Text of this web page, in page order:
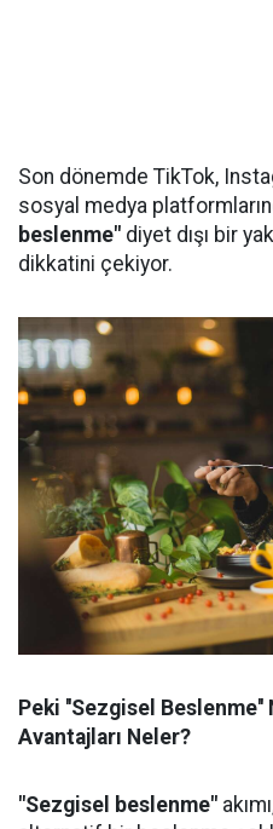
Son dönemde TikTok,
sosyal medya
beslenme" diyet dışı bir
dikkatini çekiyor.
Peki ''Sezgisel Beslenme''
Avantajları Neler?
"Sezgisel beslenme"